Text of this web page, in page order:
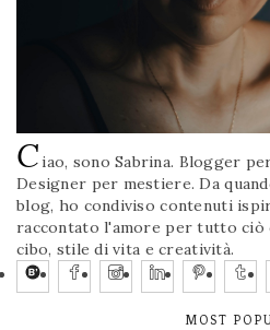
Ciao, sono Sabrina. Blogger
Designer per mestiere. Da
blog, ho condiviso contenuti
raccontato l'amore per tutto ciò
cibo, stile di vita e creatività.
MOST